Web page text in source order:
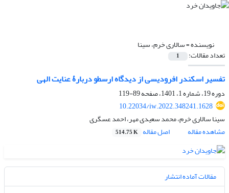
نویسنده =سالاری خرم، سینا
تعداد مقالات: 1
تفسیر اسکندر افرودیسی از دیدگاه ارسطو دربارۀ عنایت الهی
دوره 19، شماره 1، 1401، صفحه
89-119
10.22034/iw.2022.348241.1628
سینا سالاری خرم، محمد سعیدی مهر، احمد عسگری
مشاهده مقاله
اصل مقاله 514.75 K
مقالات آماده انتشار